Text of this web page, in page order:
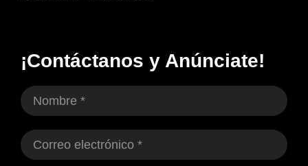
¡Contáctanos y Anúnciate!